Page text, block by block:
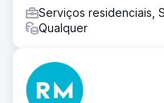
Serviços residenciais,
Qualquer